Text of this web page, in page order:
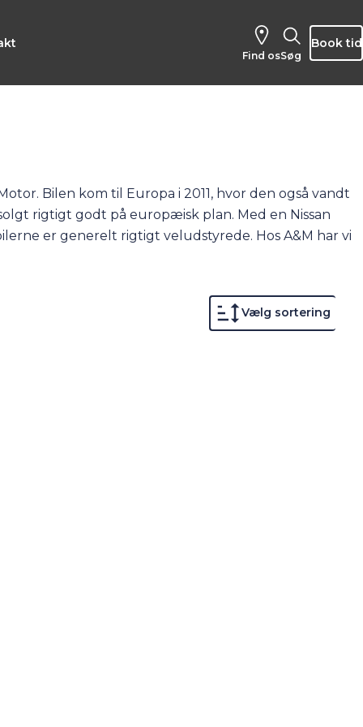
Find os Søg
Book tid
Bilen kom til Europa i 2011, hvor den også vandt
rigtigt godt på europæisk plan. Med en Nissan
er generelt rigtigt veludstyrede. Hos A&M har vi
Vælg sortering